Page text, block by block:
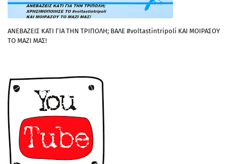
ΑΝΕΒΑΖΕΙΣ ΚΑΤΙ ΓΙΑ ΤΗΝ ΤΡΙΠΟΛΗ; ΒΑΛΕ #voltastintripoli ΚΑΙ ΜΟΙΡΑΣΟΥ
ΤΟ ΜΑΖΙ ΜΑΣ!